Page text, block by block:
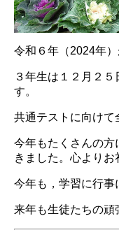
令和６年（2024年
３年生は１２月２
す。
共通テストに向けて
今年もたくさんの方
きました。心よりお
今年も，学習に行事
来年も生徒たちの頑